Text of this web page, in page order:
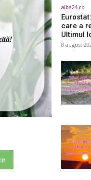
alba24.ro
care a
Ultimul
8 august